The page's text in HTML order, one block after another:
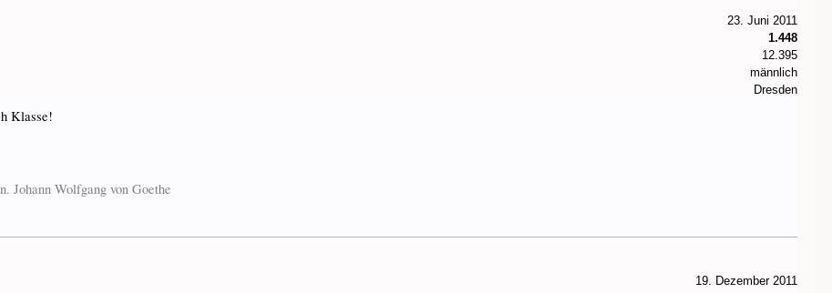
23. Juni 2011
1.448
12.395
männlich
Dresden
Klasse!
Johann Wolfgang von Goethe
19. Dezember 2011